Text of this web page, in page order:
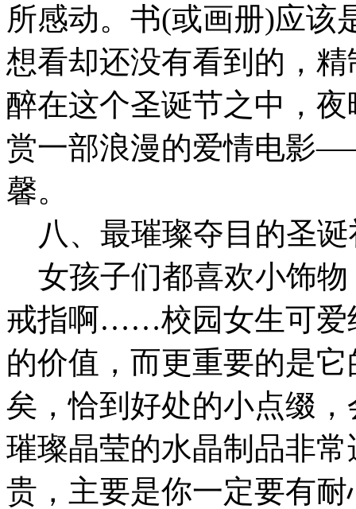
所感动。书(或画册)应该
想看却还没有看到的，
醉在这个圣诞节之中，
赏一部浪漫的爱情电影
馨。
八、最璀璨夺目的圣诞
女孩子们都喜欢小饰物
戒指啊……校园女生可爱
的价值，而更重要的是
矣，恰到好处的小点缀
璀璨晶莹的水晶制品非
贵，主要是你一定要有